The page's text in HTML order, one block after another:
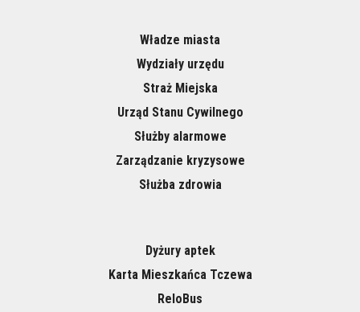
Władze miasta
Wydziały urzędu
Straż Miejska
Urząd Stanu Cywilnego
Służby alarmowe
Zarządzanie kryzysowe
Służba zdrowia
Dyżury aptek
Karta Mieszkańca Tczewa
ReloBus